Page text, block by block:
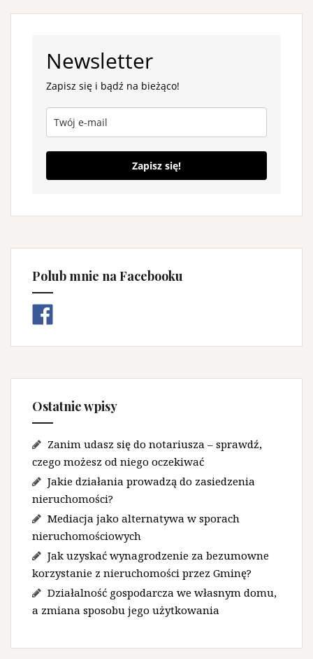
Newsletter
Zapisz się i bądź na bieżąco!
Zapisz się!
Polub mnie na Facebooku
Ostatnie wpisy
Zanim udasz się do notariusza – sprawdź,
czego możesz od niego oczekiwać
Jakie działania prowadzą do zasiedzenia
nieruchomości?
Mediacja jako alternatywa w sporach
nieruchomościowych
Jak uzyskać wynagrodzenie za bezumowne
korzystanie z nieruchomości przez Gminę?
Działalność gospodarcza we własnym domu,
a zmiana sposobu jego użytkowania